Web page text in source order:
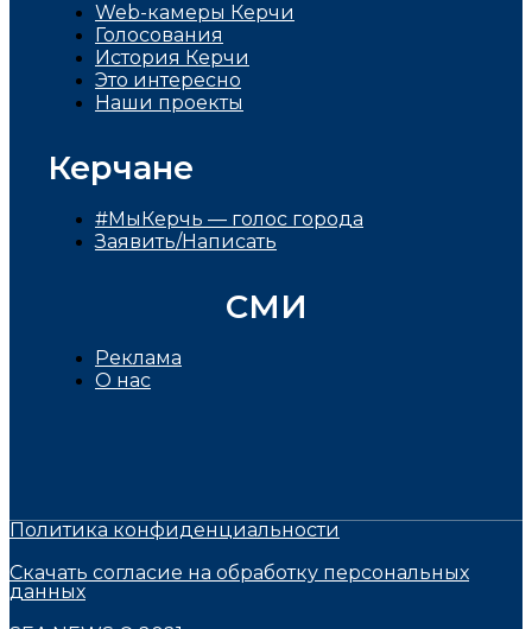
Web-камеры Керчи
Голосования
История Керчи
Это интересно
Наши проекты
Керчане
#МыКерчь — голос города
Заявить/Написать
СМИ
Реклама
О нас
Политика конфиденциальности
Скачать согласие на обработку персональных
данных